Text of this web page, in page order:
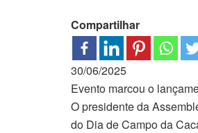
Compartilhar
30/06/2025
Evento marcou o
O presidente da
do Dia de Campo da